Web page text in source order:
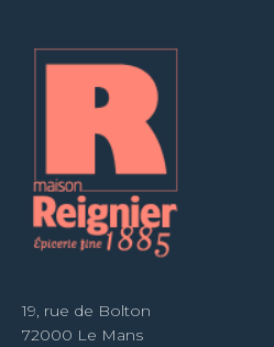
19, rue de Bolton
72000 Le Mans